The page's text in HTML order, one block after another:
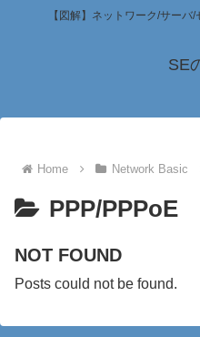
【図解】ネットワーク/サー
SE
Home Network Basic
PPP/PPPoE
NOT FOUND
Posts could not be found.